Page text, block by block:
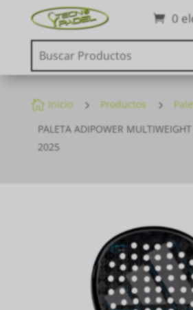
0
 Inicio 5 Productos 5
PALETA ADIPOWER
2025